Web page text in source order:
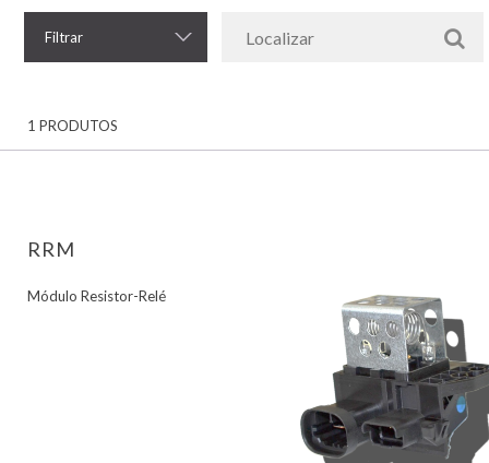
Filtrar
1 PRODUTOS
RRM
Módulo Resistor-Relé